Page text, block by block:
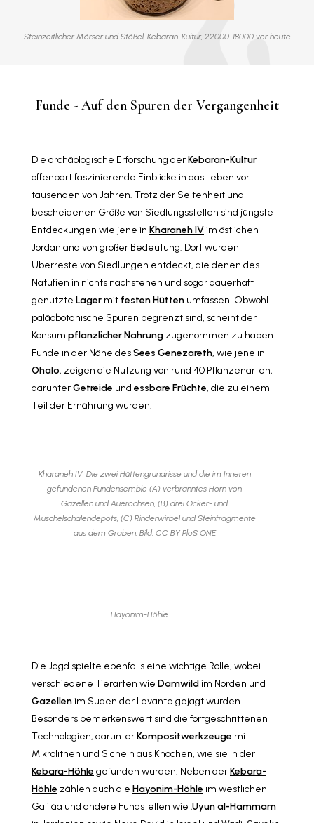
Steinzeitlicher Mörser und Stößel, Kebaran-Kultur, 22000-18000 vor heute
Funde - Auf den Spuren der Vergangenheit
Die archäologische Erforschung derKebaran-Kultur
offenbart faszinierende Einblicke in das Leben vor
tausenden von Jahren. Trotz der Seltenheit und
bescheidenen Größe von Siedlungsstellen sind jüngste
Entdeckungen wie jene in Kharaneh IVim östlichen
Jordanland von großer Bedeutung. Dort wurden
Überreste von Siedlungen entdeckt, die denen des
Natufien in nichts nachstehen und sogar dauerhaft
genutzte Lager mit festen Hütten umfassen. Obwohl
paläobotanische Spuren begrenzt sind, scheint der
Konsum pflanzlicher Nahrung zugenommen zu haben.
Funde in der Nähe desSees Genezareth, wie jene in
Ohalo, zeigen die Nutzung von rund 40 Pflanzenarten,
darunterGetreide und essbare Früchte, die zu einem
Teil der Ernährung wurden.
Kharaneh IV. Die zwei Hüttengrundrisse und die im Inneren
gefundenen Fundensemble (A) verbranntes Horn von
Gazellen und Auerochsen, (B) drei Ocker- und
Muschelschalendepots, (C) Rinderwirbel und Steinfragmente
aus dem Graben. Bild: CC BY PloS ONE
Hayonim-Höhle
Die Jagd spielte ebenfalls eine wichtige Rolle, wobei
verschiedene Tierarten wie Damwildim Norden und
Gazellenim Süden der Levante gejagt wurden.
Besonders bemerkenswert sind die fortgeschrittenen
Technologien, darunterKompositwerkzeuge mit
Mikrolithen und Sicheln aus Knochen, wie sie in der
Kebara-Höhle gefunden wurden. Neben derKebara-
Höhle zählen auch die Hayonim-Höhle im westlichen
Galiläa und andere Fundstellen wie ‚Uyun al-Hammam